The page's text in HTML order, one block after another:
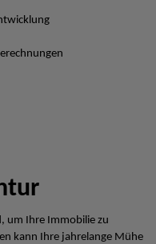
um Ihre Immobilie zu
kann Ihre jahrelange Mühe